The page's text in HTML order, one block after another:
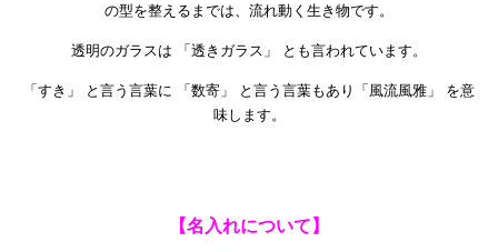
の型を整えるまでは、流れ動く生き物です。
透明のガラスは 「透きガラス」 とも言われています。
「すき」 と言う言葉に 「数寄」 と言う言葉もあり「風流風雅」 を意
味します。
【名入れについて】